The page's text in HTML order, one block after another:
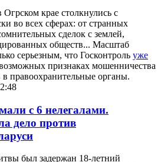
крае столкнулись с
во всех сферах: от странных
сделок с землей,
обществ... Масштаб
серьезным, что Госконтроль уже
признаках мошенничества
правоохранительные органы.
с 6 нелегалами.
дело против
был задержан 18-летний